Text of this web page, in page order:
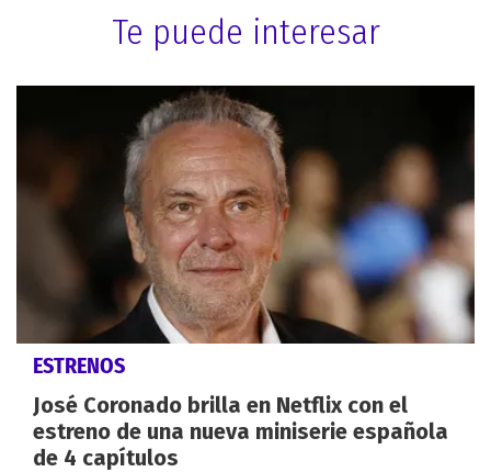
Te puede interesar
ESTRENOS
José Coronado brilla en Netflix con el
estreno de una nueva miniserie española
de 4 capítulos